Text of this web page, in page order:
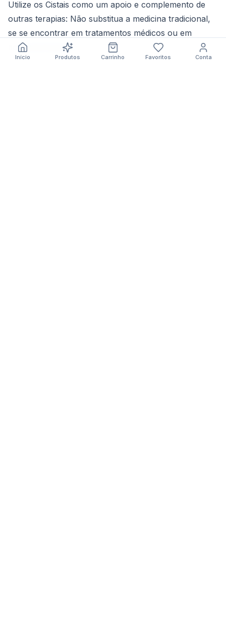
Utilize os Cistais como um apoio e complemento de
outras terapias: Não substitua a medicina tradicional,
se se encontrar em tratamentos médicos ou em
acompanhamento.
Início Produtos Carrinho Favoritos Conta